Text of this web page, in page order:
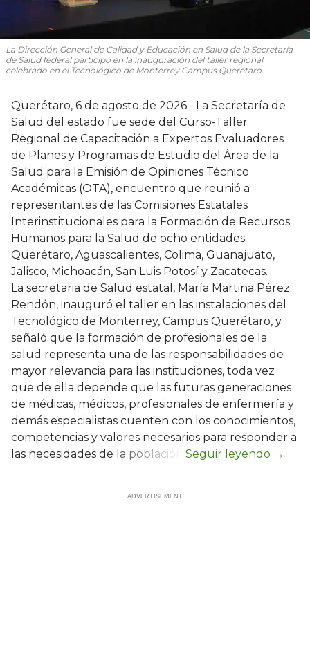
La Dirección General de Calidad y Educación en Salud de la Secretaría
de Salud federal participó en la inauguración del taller regional
celebrado en el Tecnológico de Monterrey Campus Querétaro.
Querétaro, 6 de agosto de 2026.- La Secretaría de
Salud del estado fue sede del Curso-Taller
Regional de Capacitación a Expertos Evaluadores
de Planes y Programas de Estudio del Área de la
Salud para la Emisión de Opiniones Técnico
Académicas (OTA), encuentro que reunió a
representantes de las Comisiones Estatales
Interinstitucionales para la Formación de Recursos
Humanos para la Salud de ocho entidades:
Querétaro, Aguascalientes, Colima, Guanajuato,
Jalisco, Michoacán, San Luis Potosí y Zacatecas.
La secretaria de Salud estatal, María Martina Pérez
Rendón, inauguró el taller en las instalaciones del
Tecnológico de Monterrey, Campus Querétaro, y
señaló que la formación de profesionales de la
salud representa una de las responsabilidades de
mayor relevancia para las instituciones, toda vez
que de ella depende que las futuras generaciones
de médicas, médicos, profesionales de enfermería y
demás especialistas cuenten con los conocimientos,
competencias y valores necesarios para responder a
las necesidades de la población.